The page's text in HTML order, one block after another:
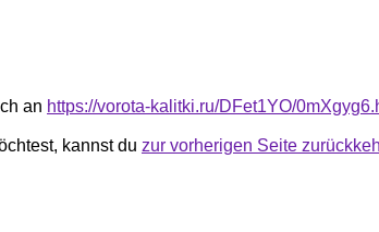
an https://vorota-kalitki.ru/DFet1YO/
kannst du zur vorherigen Seite